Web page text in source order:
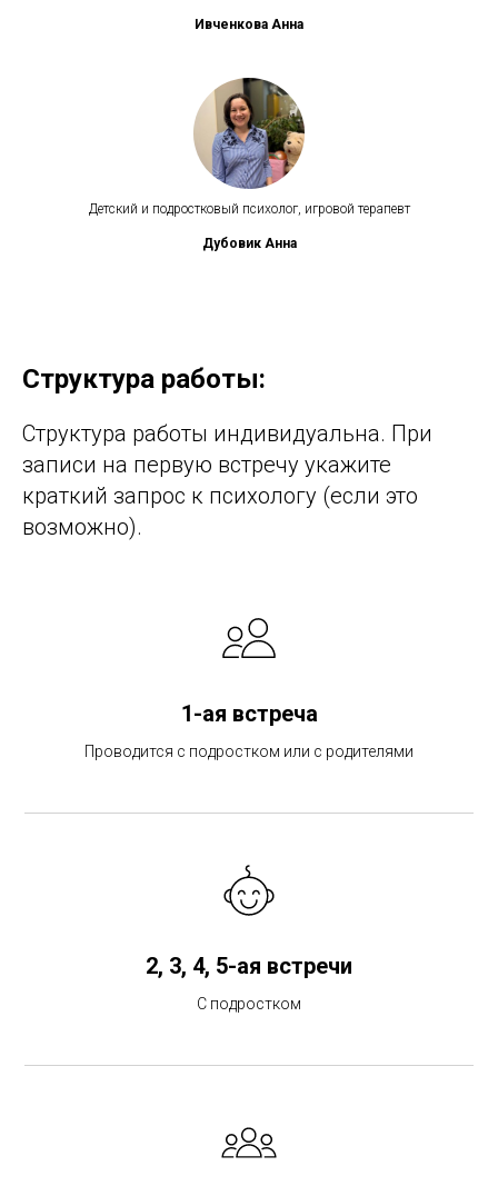
Ивченкова Анна
Детский и подростковый психолог, игровой терапевт
Дубовик Анна
Структура работы:
Структура работы индивидуальна. При
записи на первую встречу укажите
краткий запрос к психологу (если это
возможно).
1-ая встреча
Проводится с подростком или с родителями
2, 3, 4, 5-ая встречи
С подростком